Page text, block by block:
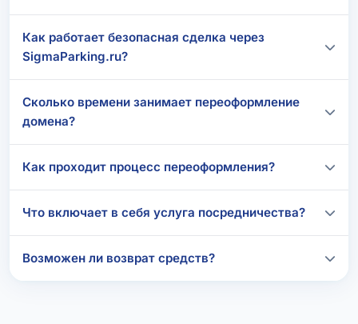
Как работает безопасная сделка через
SigmaParking.ru?
Сколько времени занимает переоформление
домена?
Как проходит процесс переоформления?
Что включает в себя услуга посредничества?
Возможен ли возврат средств?